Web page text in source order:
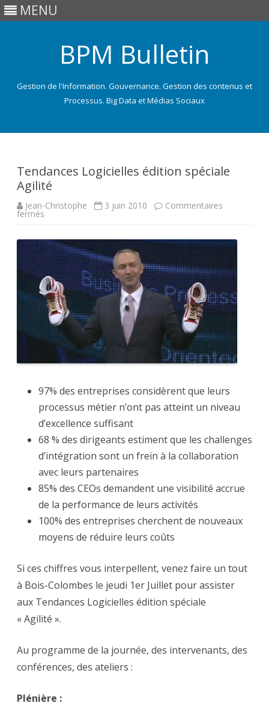
MENU
BPM Bulletin
Gestion de l'Information. Gouvernance. Gestion des contenus et
Processus. Big Data et Médias Sociaux
Tendances Logicielles édition spéciale
Agilité
Jean-Christophe 3 juin 2010 Commentaires
fermés
édition
spéciale
Agilité
97% des entreprises considèrent que leurs
processus métier n’ont pas atteint un niveau
d’excellence suffisant
68 % des dirigeants estiment que les challenges
d’intégration sont un frein à la collaboration
avec leurs partenaires
85% des CEOs demandent une visibilité accrue
de la performance de leurs activités
100% des entreprises cherchent de nouveaux
moyens de réduire leurs coûts
Si ces chiffres vous interpellent, venez faire un tout
à Bois-Colombes le jeudi 1er Juillet pour assister
aux Tendances Logicielles édition spéciale
« Agilité ».
Au programme de la journée, des intervenants, des
conférences, des ateliers :
Plénière :